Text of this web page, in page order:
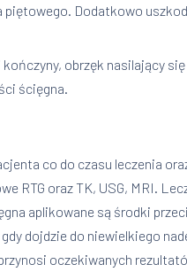
Dodatkowo
obrzęk nasilający
ścięgna.
co do czasu leczenia
RTG oraz TK, USG, MRI.
aplikowane są środki
dojdzie do niewielkiego
oczekiwanych